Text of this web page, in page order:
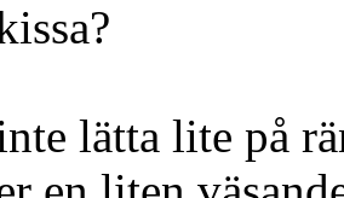
lätta lite på